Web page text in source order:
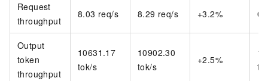
Request
throughput
8.03 req/s 8.29 req/s +3.2%
Output
token
throughput
10631.17
tok/s
10902.30
tok/s
+2.5%